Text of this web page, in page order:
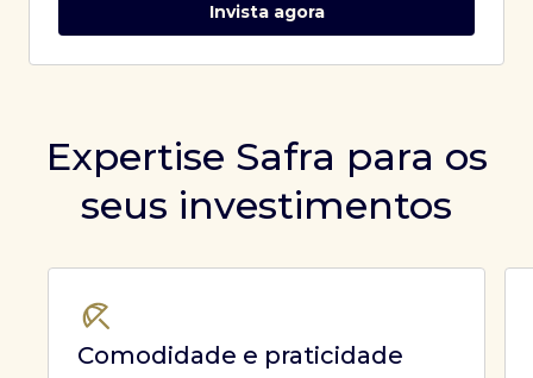
Invista agora
Expertise Safra para os
seus investimentos
Comodidade e praticidade